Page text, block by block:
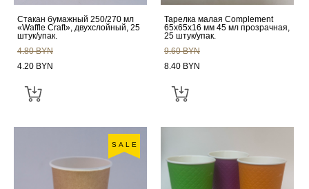
Стакан бумажный 250/270 мл
«Waffle Craft», двухслойный, 25
штук/упак.
4.80 BYN
4.20 BYN
Тарелка малая Complement
65х65х16 мм 45 мл прозрачная,
25 штук/упак.
9.60 BYN
8.40 BYN
SALE